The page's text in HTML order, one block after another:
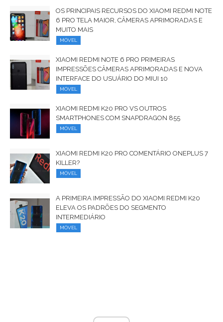
OS PRINCIPAIS RECURSOS DO XIAOMI REDMI NOTE
6 PRO TELA MAIOR, CÂMERAS APRIMORADAS E
MUITO MAIS
MÓVEL
XIAOMI REDMI NOTE 6 PRO PRIMEIRAS
IMPRESSÕES CÂMERAS APRIMORADAS E NOVA
INTERFACE DO USUÁRIO DO MIUI 10
MÓVEL
XIAOMI REDMI K20 PRO VS OUTROS
SMARTPHONES COM SNAPDRAGON 855
MÓVEL
XIAOMI REDMI K20 PRO COMENTÁRIO ONEPLUS 7
KILLER?
MÓVEL
A PRIMEIRA IMPRESSÃO DO XIAOMI REDMI K20
ELEVA OS PADRÕES DO SEGMENTO
INTERMEDIÁRIO
MÓVEL